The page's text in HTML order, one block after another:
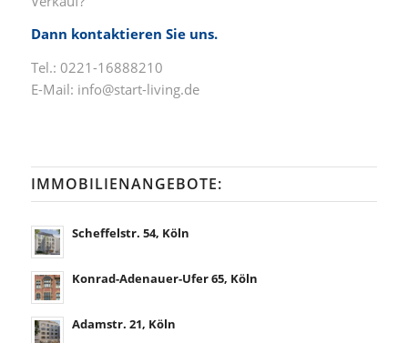
Dann kontaktieren Sie uns.
Tel.: 0221-16888210
E-Mail: info@start-living.de
IMMOBILIENANGEBOTE:
Scheffelstr. 54, Köln
Konrad-Adenauer-Ufer 65, Köln
Adamstr. 21, Köln